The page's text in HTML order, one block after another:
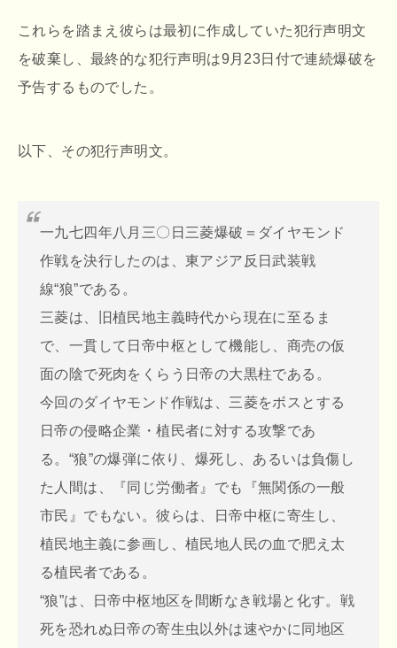
これらを踏まえ彼らは最初に作成していた犯行声明文
を破棄し、最終的な犯行声明は9月23日付で連続爆破を
予告するものでした。
以下、その犯行声明文。
一九七四年八月三〇日三菱爆破＝ダイヤモンド
作戦を決行したのは、東アジア反日武装戦
線“狼”である。
三菱は、旧植民地主義時代から現在に至るま
で、一貫して日帝中枢として機能し、商売の仮
面の陰で死肉をくらう日帝の大黒柱である。
今回のダイヤモンド作戦は、三菱をボスとする
日帝の侵略企業・植民者に対する攻撃であ
る。“狼”の爆弾に依り、爆死し、あるいは負傷し
た人間は、『同じ労働者』でも『無関係の一般
市民』でもない。彼らは、日帝中枢に寄生し、
植民地主義に参画し、植民地人民の血で肥え太
る植民者である。
“狼”は、日帝中枢地区を間断なき戦場と化す。戦
死を恐れぬ日帝の寄生虫以外は速やかに同地区